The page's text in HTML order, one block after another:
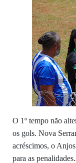
O 1º tempo não
os gols. Nova
acréscimos, o
para as